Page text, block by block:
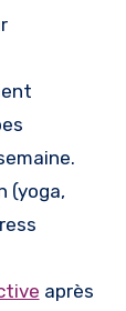
(yoga,
après